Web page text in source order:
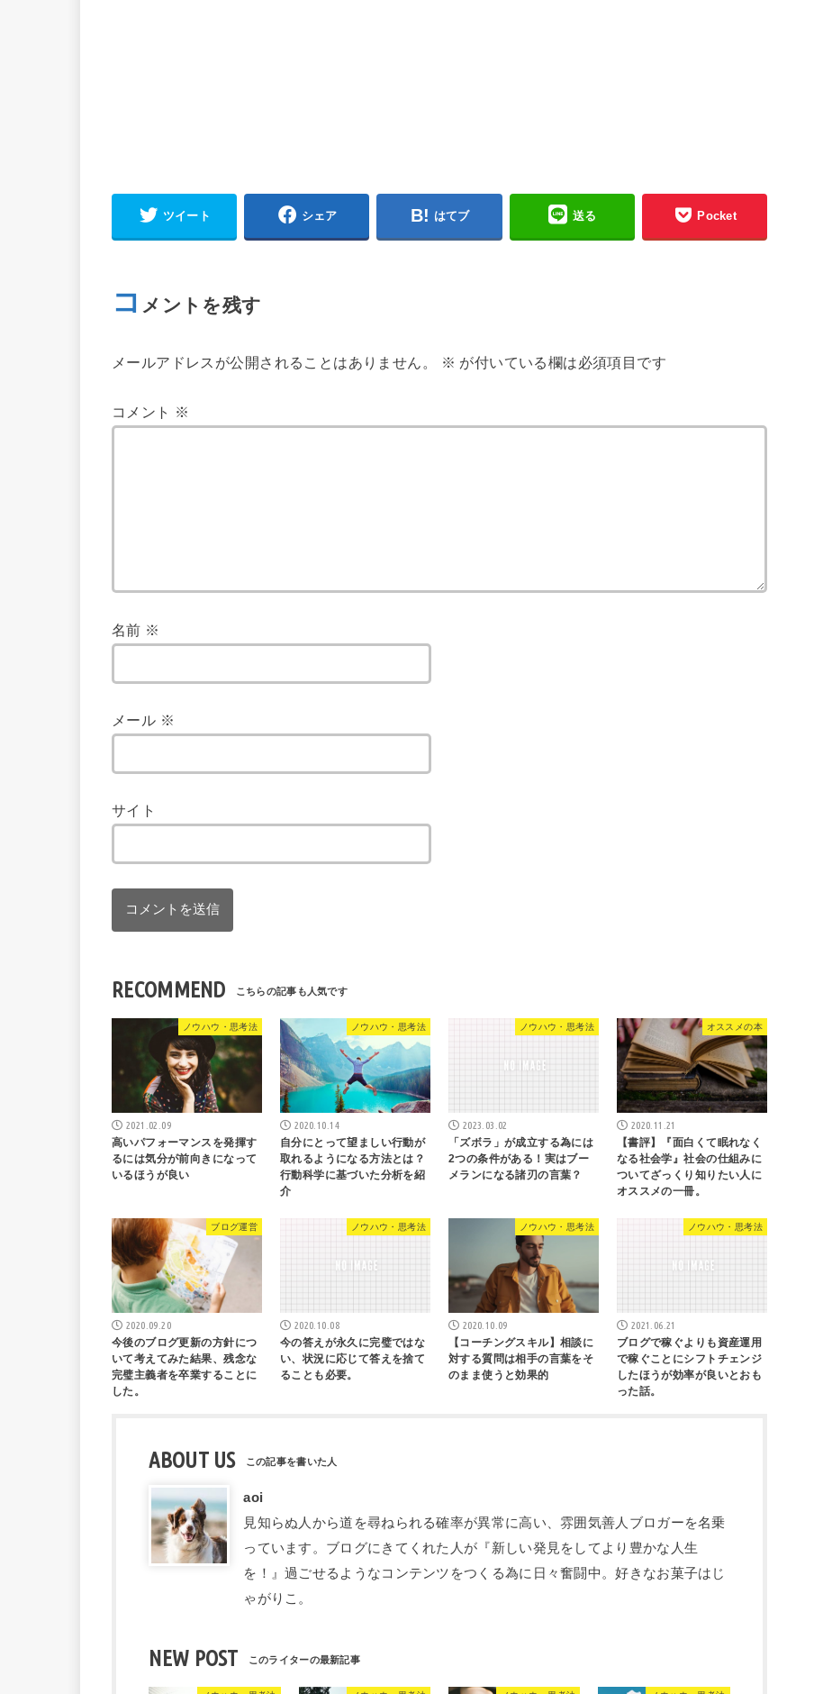
ツイート シェア はてブ 送る Pocket
コ メントを残す
メールアドレスが公開されることはありません。 ※ が付いている欄は必須項目です
コメント ※
名前 ※
メール ※
サイト
RECOMMEND
ノウハウ・思考法
2021.02.09
高いパフォーマンスを発揮す
るには気分が前向きになって
いるほうが良い
ノウハウ・思考法
2020.10.14
自分にとって望ましい行動が
取れるようになる方法とは？
行動科学に基づいた分析を紹
介
ノウハウ・思考法
2023.03.02
「ズボラ」が成立する為には
2つの条件がある！実はブー
メランになる諸刃の言葉？
オススメの本
2020.11.21
【書評】『面白くて眠れなく
なる社会学』社会の仕組みに
ついてざっくり知りたい人に
オススメの一冊。
ブログ運営
2020.09.20
今後のブログ更新の方針につ
いて考えてみた結果、残念な
完璧主義者を卒業することに
した。
ノウハウ・思考法
2020.10.08
今の答えが永久に完璧ではな
い、状況に応じて答えを捨て
ることも必要。
ノウハウ・思考法
2020.10.09
【コーチングスキル】相談に
対する質問は相手の言葉をそ
のまま使うと効果的
ノウハウ・思考法
2021.06.21
ブログで稼ぐよりも資産運用
で稼ぐことにシフトチェンジ
したほうが効率が良いとおも
った話。
ABOUT US
aoi
見知らぬ人から道を尋ねられる確率が異常に高い、雰囲気善人ブロガーを名乗
っています。ブログにきてくれた人が『新しい発見をしてより豊かな人生
を！』過ごせるようなコンテンツをつくる為に日々奮闘中。好きなお菓子はじ
ゃがりこ。
NEW POST